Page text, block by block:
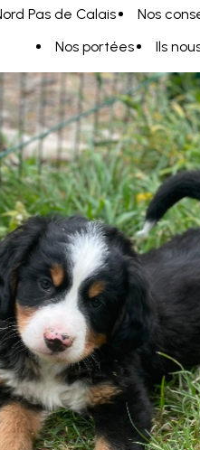
Pas de Calais
Nos
Nos portées
Ils